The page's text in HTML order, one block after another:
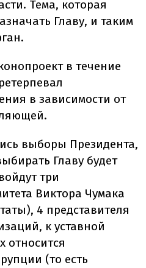
Тема, которая
Главу, и таким
в течение
в зависимости от
выборы Президента,
Главу будет
три
Виктора Чумака
4 представителя
к уставной
относится
(то есть